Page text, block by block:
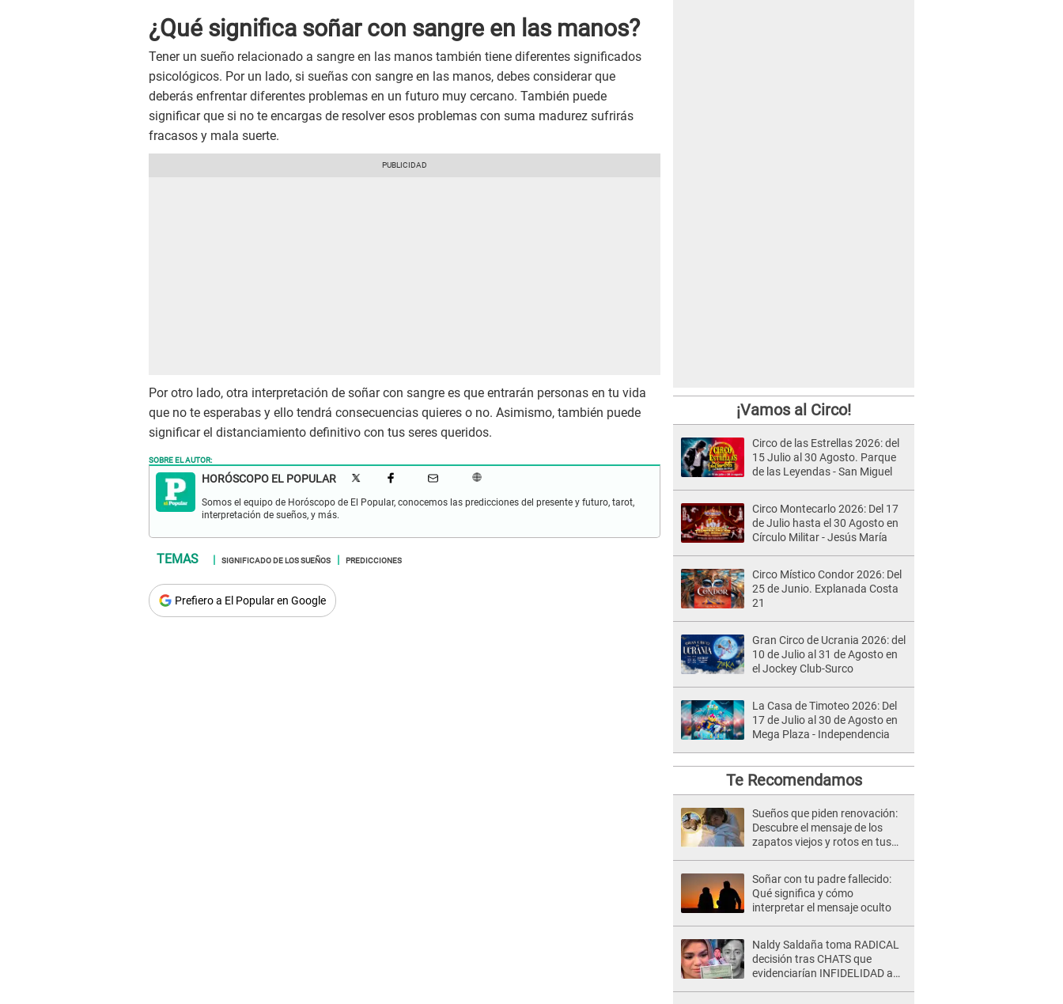
¿Qué significa soñar con sangre en las manos?
Tener un sueño relacionado a sangre en las manos también tiene diferentes significados
psicológicos. Por un lado, si sueñas con sangre en las manos, debes considerar que
deberás enfrentar diferentes problemas en un futuro muy cercano. También puede
significar que si no te encargas de resolver esos problemas con suma madurez sufrirás
fracasos y mala suerte.
Por otro lado, otra interpretación de soñar con sangre es que entrarán personas en tu vida
que no te esperabas y ello tendrá consecuencias quieres o no. Asimismo, también puede
significar el distanciamiento definitivo con tus seres queridos.
SOBRE EL AUTOR:
HORÓSCOPO EL POPULAR
Somos el equipo de Horóscopo de El Popular, conocemos las predicciones del presente y futuro, tarot,
interpretación de sueños, y más.
SIGNIFICADO DE LOS SUEÑOS PREDICCIONES
Prefiero a El Popular en Google
¡Vamos al Circo!
Circo de las Estrellas 2026: del
15 Julio al 30 Agosto. Parque
de las Leyendas - San Miguel
Circo Montecarlo 2026: Del 17
de Julio hasta el 30 Agosto en
Círculo Militar - Jesús María
Circo Místico Condor 2026: Del
25 de Junio. Explanada Costa
21
Gran Circo de Ucrania 2026: del
10 de Julio al 31 de Agosto en
el Jockey Club-Surco
La Casa de Timoteo 2026: Del
17 de Julio al 30 de Agosto en
Mega Plaza - Independencia
Te Recomendamos
Sueños que piden renovación:
Descubre el mensaje de los
zapatos viejos y rotos en tus
Soñar con tu padre fallecido:
Qué significa y cómo
interpretar el mensaje oculto
Naldy Saldaña toma RADICAL
decisión tras CHATS que
evidenciarían INFIDELIDAD a